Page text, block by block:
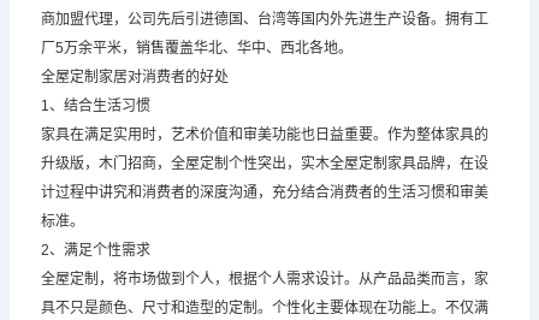
商加盟代理，公司先后引进德国、台湾等国内外先进生产设备。拥有工
厂5万余平米，销售覆盖华北、华中、西北各地。
全屋定制家居对消费者的好处
1、结合生活习惯
家具在满足实用时，艺术价值和审美功能也日益重要。作为整体家具的
升级版，木门招商，全屋定制个性突出，实木全屋定制家具品牌，在设
计过程中讲究和消费者的深度沟通，充分结合消费者的生活习惯和审美
标准。
2、满足个性需求
全屋定制，将市场做到个人，根据个人需求设计。从产品品类而言，家
具不只是颜色、尺寸和造型的定制。个性化主要体现在功能上。不仅满